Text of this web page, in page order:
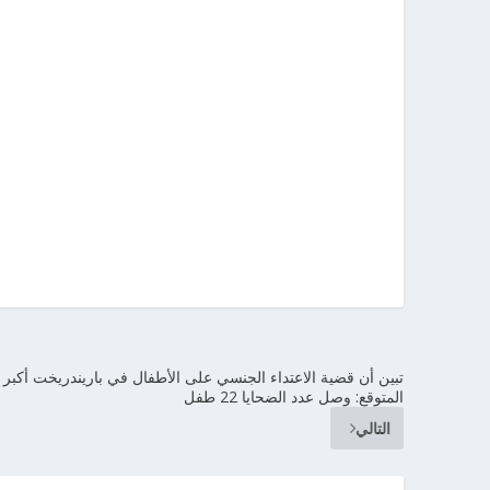
تبين أن قضية الاعتداء الجنسي على الأطفال في باريندريخت
المتوقع: وصل عدد الضحايا 22 طفل
التالي